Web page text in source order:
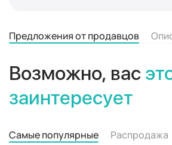
Предложения от продавцов
Возможно, вас
заинтересует
Самые популярные Распродажа